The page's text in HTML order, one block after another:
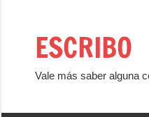
contenidoESCRIBO
Vale más saber alguna